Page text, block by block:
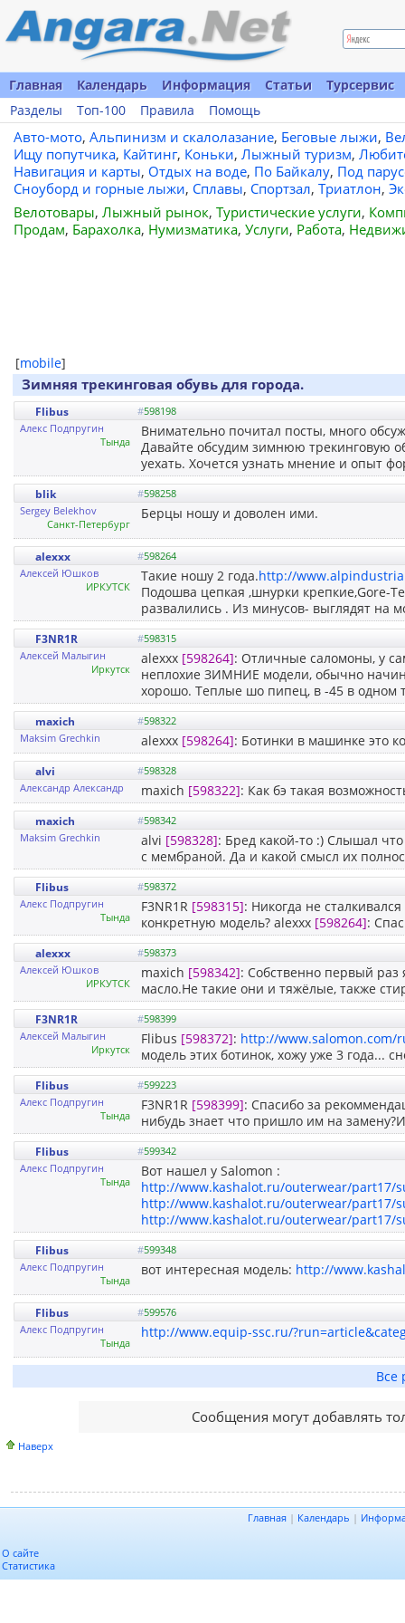
Главная Календарь Информация Статьи
Турсервис
Разделы
Топ-100 Правила Помощь
Авто-мото, Альпинизм и скалолазание, Беговые лыжи,
Ищу попутчика, Кайтинг, Коньки, Лыжный туризм,
Навигация и карты, Отдых на воде, По Байкалу, Под
Сноуборд и горные лыжи, Сплавы, Спортзал, Триатлон,
Велотовары, Лыжный рынок, Туристические услуги,
Продам, Барахолка, Нумизматика, Услуги, Работа,
[mobile]
Зимняя трекинговая обувь для города.
Flibus #598198
Алекс Подпругин
Тында
Внимательно почитал посты, много
Давайте обсудим зимнюю трекинговую
уехать. Хочется узнать мнение и опыт
blik #598258
Sergey Belekhov
Санкт-Петербург
Берцы ношу и доволен ими.
alexxx #598264
Алексей Юшков
ИРКУТСК
Такие ношу 2 года.http://
Подошва цепкая ,шнурки крепкие,Gore-
развалились . Из минусов- выглядят на
F3NR1R #598315
Алексей Малыгин
Иркутск
alexxx [598264]: Отличные саломоны, у
неплохие ЗИМНИЕ модели, обычно
хорошо. Теплые шо пипец, в -45 в одном
maxich #598322
Maksim Grechkin
alexxx [598264]: Ботинки в машинке это
alvi #598328
Александр Александр
maxich [598322]: Как бэ такая
maxich #598342
Maksim Grechkin
alvi [598328]: Бред какой-то :) Слышал
с мембраной. Да и какой смысл их
Flibus #598372
Алекс Подпругин
Тында
F3NR1R [598315]: Никогда не
конкретную модель? alexxx [598264]:
alexxx #598373
Алексей Юшков
ИРКУТСК
maxich [598342]: Собственно первый раз
масло.Не такие они и тяжёлые, также
F3NR1R #598399
Алексей Малыгин
Иркутск
Flibus [598372]: http://
модель этих ботинок, хожу уже 3 года...
Flibus #599223
Алекс Подпругин
Тында
F3NR1R [598399]: Спасибо за
нибудь знает что пришло им на
Flibus #599342
Алекс Подпругин
Тында
Вот нашел у Salomon :
http://www.kashalot.ru/outerwear/part17/
http://www.kashalot.ru/outerwear/part17/
http://www.kashalot.ru/outerwear/part17/
Flibus #599348
Алекс Подпругин
Тында
вот интересная модель: http://
Flibus #599576
Алекс Подпругин
Тында
http://www.equip-ssc.ru/
Все
Сообщения могут добавлять
Наверх
Главная | Календарь |
О сайте
Статистика